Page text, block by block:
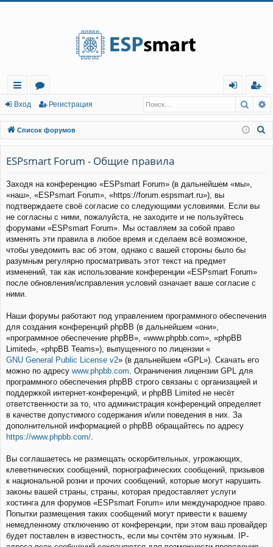
с
ы
лк
и
о
ру
м
ы
д
г
ис
тр
Вход Регистрация
Список форумов
ESPsmart Forum - Общие правила
Заходя на конференцию «ESPsmart Forum» (в дальнейшем «мы»,
«наш», «ESPsmart Forum», «https://forum.espsmart.ru»), вы
подтверждаете своё согласие со следующими условиями. Если вы
не согласны с ними, пожалуйста, не заходите и не пользуйтесь
форумами «ESPsmart Forum». Мы оставляем за собой право
изменять эти правила в любое время и сделаем всё возможное,
чтобы уведомить вас об этом, однако с вашей стороны было бы
разумным регулярно просматривать этот текст на предмет
изменений, так как использование конференции «ESPsmart Forum»
после обновления/исправления условий означает ваше согласие с
ними.
Наши форумы работают под управлением программного обеспечения
для создания конференций phpBB (в дальнейшем «они»,
«программное обеспечение phpBB», «www.phpbb.com», «phpBB
Limited», «phpBB Teams»), выпущенного по лицензии «
GNU General Public License v2» (в дальнейшем «GPL»). Скачать его
можно по адресу www.phpbb.com . Ограничения лицензии GPL для
программного обеспечения phpBB строго связаны с организацией и
поддержкой интернет-конференций, и phpBB Limited не несёт
ответственности за то, что администрация конференций определяет
в качестве допустимого содержания и/или поведения в них. За
дополнительной информацией о phpBB обращайтесь по адресу
https://www.phpbb.com/
Вы соглашаетесь не размещать оскорбительных, угрожающих,
клеветнических сообщений, порнографических сообщений, призывов
к национальной розни и прочих сообщений, которые могут нарушить
законы вашей страны, страны, которая предоставляет услуги
хостинга для форумов «ESPsmart Forum» или международное право.
Попытки размещения таких сообщений могут привести к вашему
немедленному отключению от конференции, при этом ваш провайдер
будет поставлен в известность, если мы сочтём это нужным. IP-